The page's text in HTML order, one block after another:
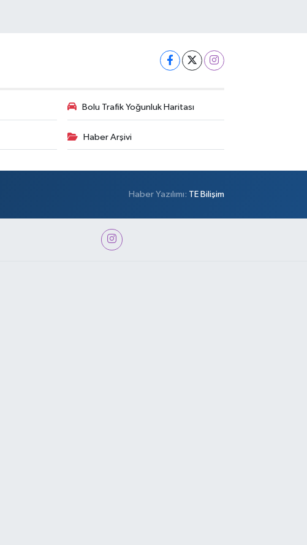
Bolu Trafik Yoğunluk Haritası
Haber Arşivi
Haber Yazılımı: TE Bilişim